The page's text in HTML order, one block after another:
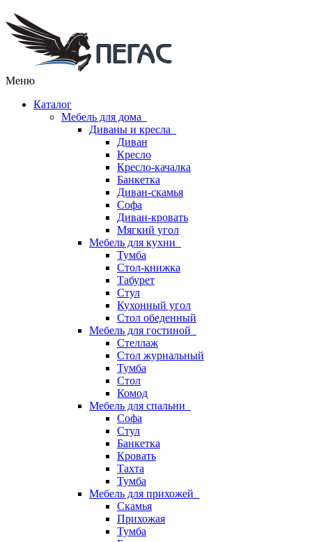
Меню
Каталог
Мебель для дома
Диваны и кресла
Диван
Кресло
Кресло-качалка
Банкетка
Диван-скамья
Софа
Диван-кровать
Мягкий угол
Мебель для кухни
Тумба
Стол-книжка
Табурет
Стул
Кухонный угол
Стол обеденный
Мебель для гостиной
Стеллаж
Стол журнальный
Тумба
Стол
Комод
Мебель для спальни
Софа
Стул
Банкетка
Кровать
Тахта
Тумба
Мебель для прихожей
Скамья
Прихожая
Тумба